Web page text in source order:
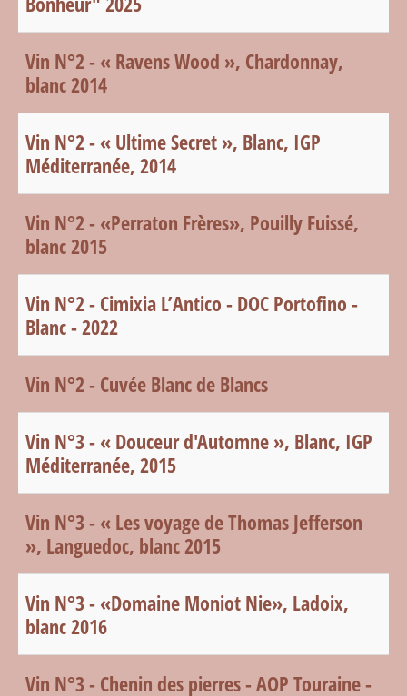
Vin N°2 - « Ravens Wood », Chardonnay,
blanc 2014
Vin N°2 - « Ultime Secret », Blanc, IGP
Méditerranée, 2014
Vin N°2 - «Perraton Frères», Pouilly Fuissé,
blanc 2015
Vin N°2 - Cimixia L’Antico - DOC Portofino -
Blanc - 2022
Vin N°2 - Cuvée Blanc de Blancs
Vin N°3 - « Douceur d'Automne », Blanc, IGP
Méditerranée, 2015
Vin N°3 - « Les voyage de Thomas Jefferson
», Languedoc, blanc 2015
Vin N°3 - «Domaine Moniot Nie», Ladoix,
blanc 2016
Vin N°3 - Chenin des pierres - AOP Touraine -